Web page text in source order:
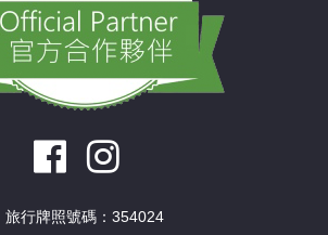
旅行牌照號碼：354024